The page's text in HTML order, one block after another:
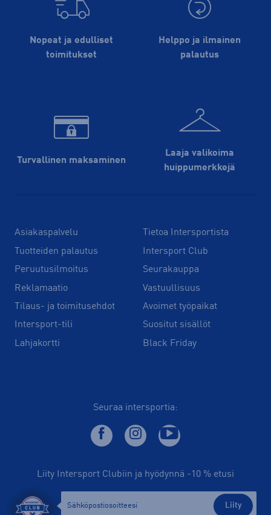
Nopeat ja edulliset
toimitukset
Helppo ja ilmainen
palautus
Turvallinen maksaminen
Laaja valikoima
huippu­merkkejä
Asiakaspalvelu
Tuotteiden palautus
Peruutusilmoitus
Reklamaatio
Tilaus- ja toimitusehdot
Intersport-tili
Lahjakortti
Tietoa Intersportista
Intersport Club
Seurakauppa
Vastuullisuus
Avoimet työpaikat
Suositut sisällöt
Black Friday
Seuraa intersportia:
Liity Intersport Clubiin ja hyödynnä -10 % etusi
Liity